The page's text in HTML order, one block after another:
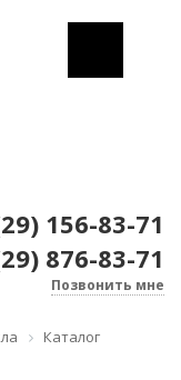
156-83-71
876-83-71
Позвонить мне
Каталог